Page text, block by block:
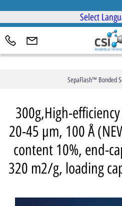
Select
SepaFlash™ Bonded
300g,High-
20-45 µm, 100 Å
content 10%, end-
320 m2/g, loading